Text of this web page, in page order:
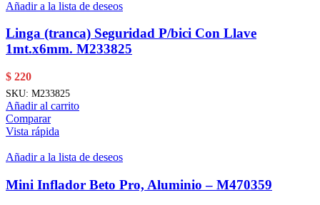
Añadir a la lista de deseos
Linga (tranca) Seguridad P/bici Con Llave
1mt.x6mm. M233825
$ 220
SKU: M233825
Añadir al carrito
Comparar
Vista rápida
Añadir a la lista de deseos
Mini Inflador Beto Pro, Aluminio – M470359